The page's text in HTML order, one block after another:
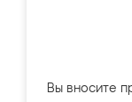
Вы вносите